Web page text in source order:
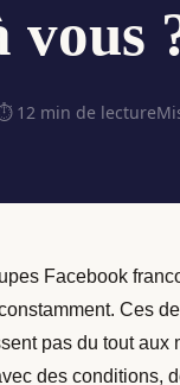
vous
12 min de lecture
Facebook
Ces
pas du tout
des conditions,